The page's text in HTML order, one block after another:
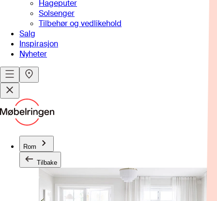
Hageputer
Solsenger
Tilbehør og vedlikehold
Salg
Inspirasjon
Nyheter
Rom
Tilbake